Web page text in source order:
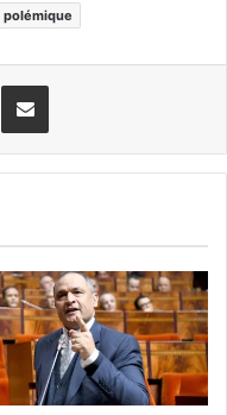
polémique
Telegram